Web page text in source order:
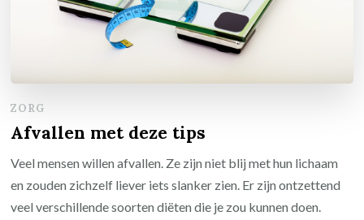
ZORG
Afvallen met deze tips
Veel mensen willen afvallen. Ze zijn niet blij met hun lichaam
en zouden zichzelf liever iets slanker zien. Er zijn ontzettend
veel verschillende soorten diëten die je zou kunnen doen.